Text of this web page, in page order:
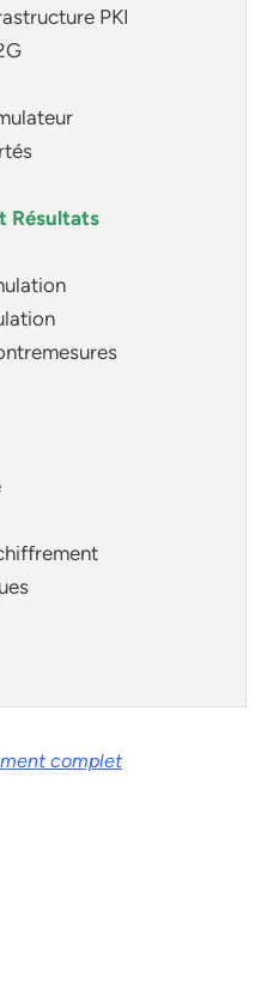
PKI
Résultats
complet